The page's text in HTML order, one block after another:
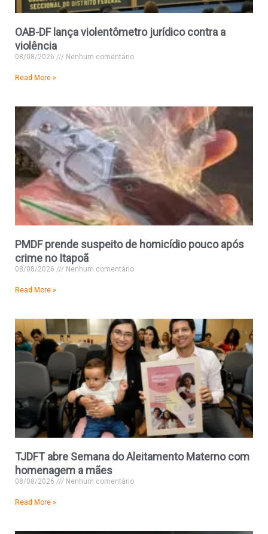
OAB-DF lança violentômetro jurídico contra a
violência
08/08/2026 Nenhum comentário
Read More »
PMDF prende suspeito de homicídio pouco após
crime no Itapoã
08/08/2026 Nenhum comentário
Read More »
TJDFT abre Semana do Aleitamento Materno com
homenagem a mães
08/08/2026 Nenhum comentário
Read More »